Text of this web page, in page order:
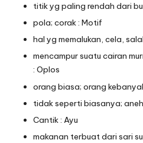
titik yg paling rendah dari
pola; corak : Motif
hal yg memalukan, cela,
mencampur suatu cairan
: Oplos
orang biasa; orang
tidak seperti biasanya;
Cantik : Ayu
makanan terbuat dari sari